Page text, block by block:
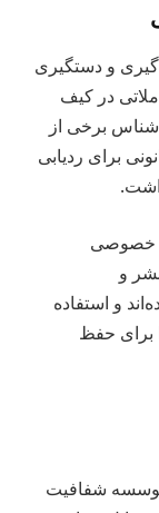
ردگیری و دستگیری
در کیف
برخی از
برای ردیابی
خصوصی
و
و استفاده
برای حفظ
سال 2024 توسط موسسه شفافیت